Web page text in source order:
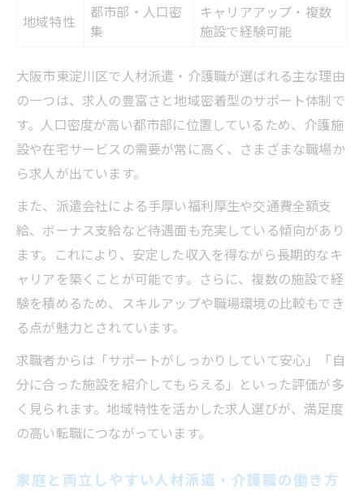
地域特性
都市部・人口密
集
キャリアアップ・複数
施設で経験可能
大阪市東淀川区で人材派遣・介護職が選ばれる主な理由
の一つは、求人の豊富さと地域密着型のサポート体制で
す。人口密度が高い都市部に位置しているため、介護施
設や在宅サービスの需要が常に高く、さまざまな職場か
ら求人が出ています。
また、派遣会社による手厚い福利厚生や交通費全額支
給、ボーナス支給など待遇面も充実している傾向があり
ます。これにより、安定した収入を得ながら長期的なキ
ャリアを築くことが可能です。さらに、複数の施設で経
験を積めるため、スキルアップや職場環境の比較もでき
る点が魅力とされています。
求職者からは「サポートがしっかりしていて安心」「自
分に合った施設を紹介してもらえる」といった評価が多
く見られます。地域特性を活かした求人選びが、満足度
の高い転職につながっています。
家庭と両立しやすい人材派遣・介護職の働き方